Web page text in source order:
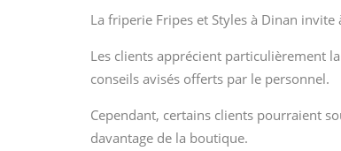
La friperie Fripes et Styles à Dinan
Les clients apprécient particulièrement
conseils avisés offerts par le personnel.
Cependant, certains clients pourraient
davantage de la boutique.